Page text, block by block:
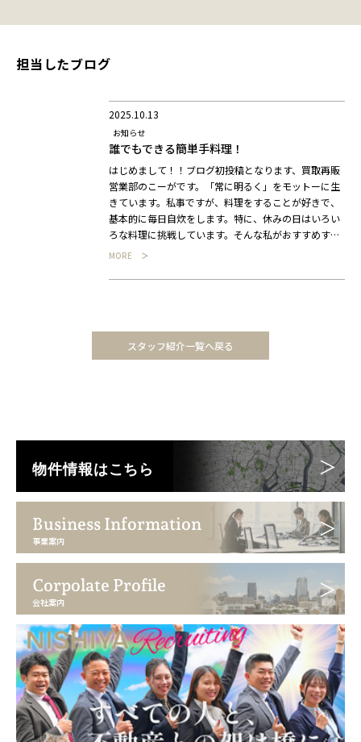
担当したブログ
誰でもできる簡単手料理！
2025.10.13
お知らせ
はじめまして！！ブログ初投稿となります、買取再販
営業部のこーがです。「常に明るく」をモットーに生
きています。私事ですが、料理をすることが好きで、
基本的に毎日自炊をします。特に、休みの日はいろい
ろな料理に挑戦しています。そんな私がおすすめす…
MORE
スタッフ紹介一覧へ戻る
物件情報はこちら
Business Information
事業案内
Corpolate Profile
会社案内